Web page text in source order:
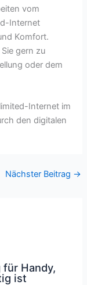
vom
Internet
Komfort.
gern zu
oder dem
Internet im
den digitalen
Nächster Beitrag →
Handy,
ist